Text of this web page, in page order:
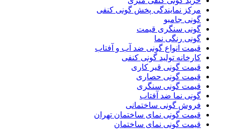
مرکز نمایندگی پخش گونی کنفی
گونی جامبو
گونی سنگری قیمت
گونی رنگی نما
قیمت انواع گونی ضد آب و آفتاب
کارخانه تولید گونی کنفی
قیمت گونی قیر کاری
قیمت گونی حصاری
قیمت گونی سنگری
گونی نما ضد آفتاب
فروش گونی ساختمانی
قیمت گونی نمای ساختمان تهران
قیمت گونی نمای ساختمان